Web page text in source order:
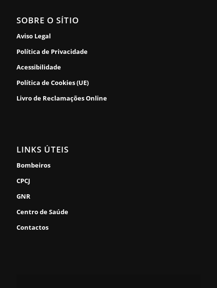
SOBRE O SÍTIO
Aviso Legal
Política de Privacidade
Acessibilidade
Política de Cookies (UE)
Livro de Reclamações Online
LINKS ÚTEIS
Bombeiros
CPCJ
GNR
Centro de Saúde
Contactos